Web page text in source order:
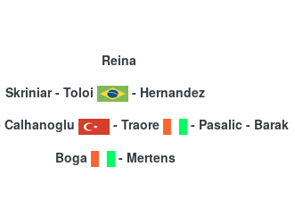
Reina
Skriniar - Toloi
- Hernandez
Calhanoglu
- Traore
- Pasalic - Barak
Boga
- Mertens